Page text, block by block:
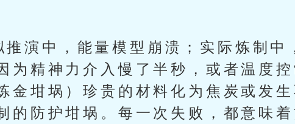
演中，能量模型崩溃；实际炼制中
为精神力介入慢了半秒，或者温度控
金坩埚）珍贵的材料化为焦炭或发
的防护坩埚。每一次失败，都意味着